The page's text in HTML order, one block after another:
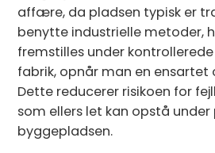
affære, da pladsen typisk er
benytte industrielle metoder,
fremstilles under
fabrik, opnår man en ensartet
Dette reducerer risikoen for
som ellers let kan opstå under
byggepladsen.